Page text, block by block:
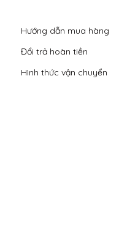
Hướng dẫn mua hàng
Đổi trả hoàn tiền
Hình thức vận chuyển